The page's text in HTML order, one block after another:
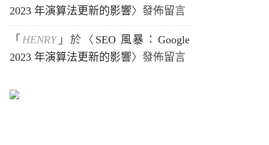
2023 年演算法更新的影響〉發佈留言
「 HENRY」於〈 SEO 風暴：Google
2023 年演算法更新的影響〉發佈留言